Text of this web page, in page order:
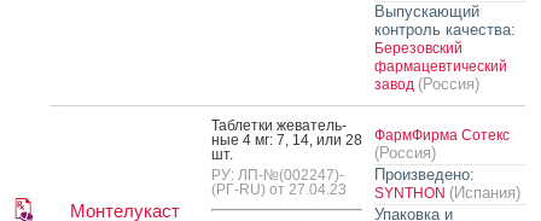
Выпускающий
контроль качества:
Березовский
фармацевтический
завод (Россия)
Монтелукаст
Таб­летки же­ватель­
ные 4 мг: 7, 14, или 28
шт.
РУ: ЛП-№(002247)-
(РГ-RU) от 27.04.23
ФармФирма Сотекс
(Россия)
Произведено:
SYNTHON (Испания)
Упаковка и